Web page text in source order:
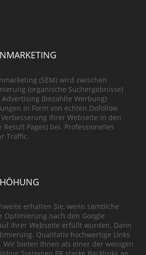
(SEM) wird zwischen
(organische Suchergebnisse)
(bezahlte Werbung)
in Form von echten Dofollow
Ihrer Webseite in den
Result Pages) bei. Professionelles
Traffic.
erhalten Sie, wenn sämtliche
Optimierung nach den Google
Ihrer Webseite erfüllt wurden. Dann
Qualitativ hochwertige Links
bieten Ihnen als einer der wenigen